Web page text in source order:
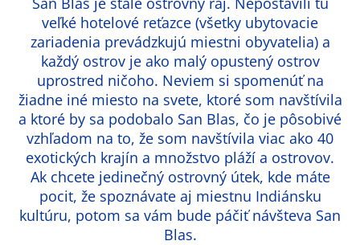
veľké hotelové reťazce (všetky ubytovacie
zariadenia prevádzkujú miestni obyvatelia) a
každý ostrov je ako malý opustený ostrov
uprostred ničoho. Neviem si spomenúť na
žiadne iné miesto na svete, ktoré som navštívila
a ktoré by sa podobalo San Blas, čo je pôsobivé
vzhľadom na to, že som navštívila viac ako 40
exotických krajín a množstvo pláží a ostrovov.
Ak chcete jedinečný ostrovný útek, kde máte
pocit, že spoznávate aj miestnu Indiánsku
kultúru, potom sa vám bude páčiť návšteva San
Blas.